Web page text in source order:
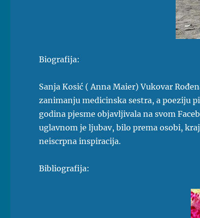
Biografija:
Sanja Kosić ( Anna Maier) Vukovar
zanimanju medicinska sestra, a poeziju
godina pjesme objavljivala na svom
uglavnom je ljubav, bilo prema osobi,
neiscrpna inspiracija.
Bibliografija: